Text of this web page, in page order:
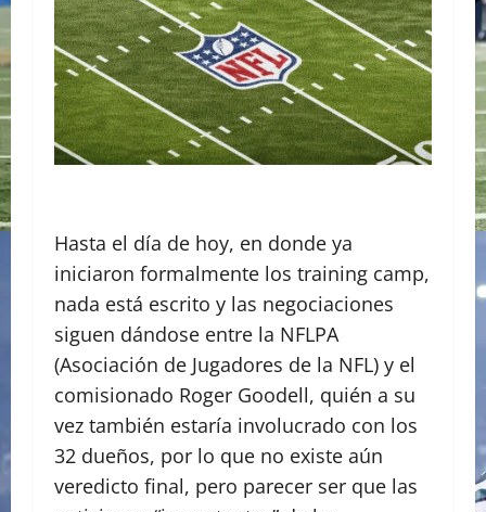
Hasta el día de hoy, en donde ya
iniciaron formalmente los training camp,
nada está escrito y las negociaciones
siguen dándose entre la NFLPA
(Asociación de Jugadores de la NFL) y el
comisionado Roger Goodell, quién a su
vez también estaría involucrado con los
32 dueños, por lo que no existe aún
veredicto final, pero parecer ser que las